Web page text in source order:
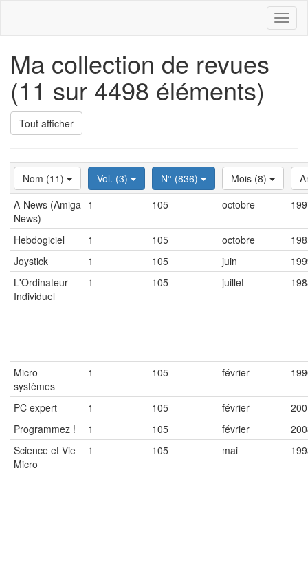
Ma collection de revues
(11 sur 4498 éléments)
Tout afficher
Nom (11) Vol. (3) N° (836) Mois (8)
A-News (Amiga
News)
1 105 octobre
Hebdogiciel 1 105 octobre
Joystick
1 105 juin
L'Ordinateur
Individuel
1 105 juillet
Micro
systèmes
1 105 février
PC expert 1 105 février
Programmez !
1 105 février
Science et Vie
Micro
1 105 mai